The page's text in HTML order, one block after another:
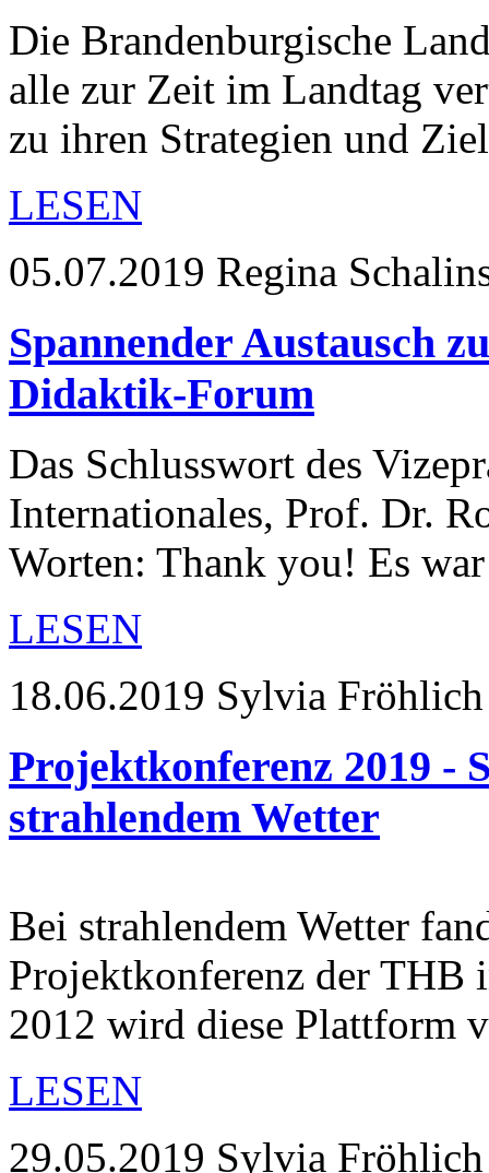
Die Brandenburgische
alle zur Zeit im Landtag
zu ihren Strategien und
LESEN
05.07.2019 Regina
Spannender Austausch
Didaktik-Forum
Das Schlusswort des
Internationales, Prof. Dr.
Worten: Thank you! Es
LESEN
18.06.2019 Sylvia Fröhlich
Projektkonferenz 2019 -
strahlendem Wetter
Bei strahlendem Wetter
Projektkonferenz der THB
2012 wird diese Plattform
LESEN
29.05.2019 Sylvia Fröhlich